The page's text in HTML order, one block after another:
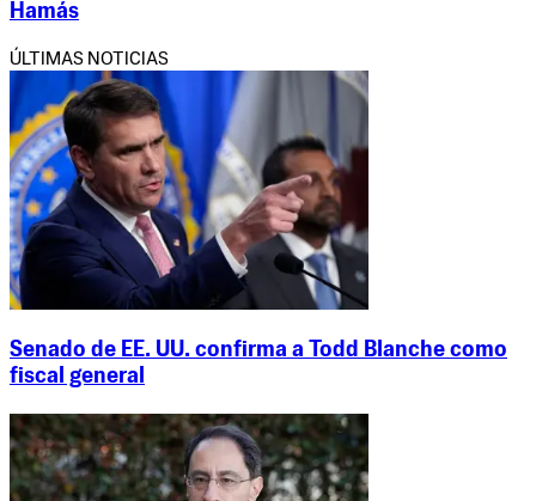
Hamás
ÚLTIMAS NOTICIAS
Senado de EE. UU. confirma a Todd Blanche como
fiscal general